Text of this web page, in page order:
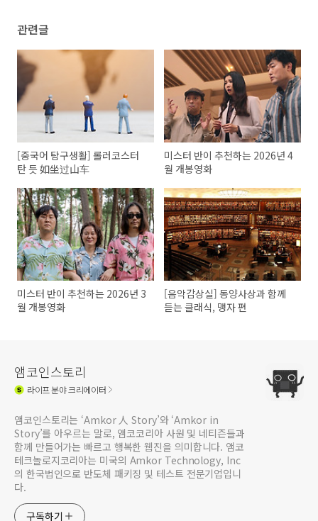
관련글
[중국어 탐구생활] 롤러코스터
탄 듯 如坐过山车
미스터 반이 추천하는 2026년 4
월 개봉영화
미스터 반이 추천하는 2026년 3
월 개봉영화
[음악감상실] 동양사상과 함께
듣는 클래식, 맹자 편
앰코인스토리
라이프분야 크리에이터
앰코인스토리는 ‘Amkor 人 Story’와 ‘Amkor in
Story’를 아우르는 말로, 앰코코리아 사원 및 네티즌들과
함께 만들어가는 빠르고 행복한 웹진을 의미합니다. 앰코
테크놀로지코리아는 미국의 Amkor Technology, Inc
의 한국법인으로 반도체 패키징 및 테스트 전문기업입니
다.
구독하기